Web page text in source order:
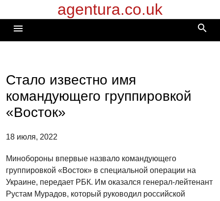
к
содержимому
agentura.co.uk
menu search
Стало известно имя
командующего группировкой
«Восток»
18 июля, 2022
Минобороны впервые назвало командующего
группировкой «Восток» в специальной операции на
Украине, передает РБК. Им оказался генерал-лейтенант
Рустам Мурадов, который руководил российской